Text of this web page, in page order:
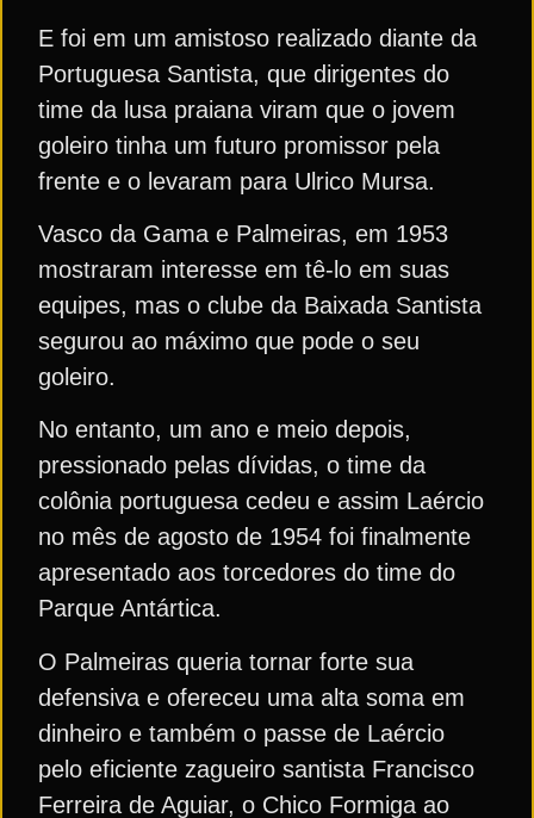
E foi em um amistoso realizado diante da
Portuguesa Santista, que dirigentes do
time da lusa praiana viram que o jovem
goleiro tinha um futuro promissor pela
frente e o levaram para Ulrico Mursa.
Vasco da Gama e Palmeiras, em 1953
mostraram interesse em tê-lo em suas
equipes, mas o clube da Baixada Santista
segurou ao máximo que pode o seu
goleiro.
No entanto, um ano e meio depois,
pressionado pelas dívidas, o time da
colônia portuguesa cedeu e assim Laércio
no mês de agosto de 1954 foi finalmente
apresentado aos torcedores do time do
Parque Antártica.
O Palmeiras queria tornar forte sua
defensiva e ofereceu uma alta soma em
dinheiro e também o passe de Laércio
pelo eficiente zagueiro santista Francisco
Ferreira de Aguiar, o Chico Formiga ao